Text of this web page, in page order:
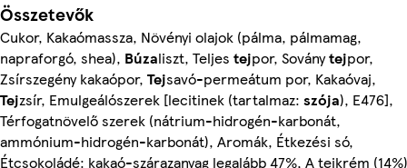
Összetevők
Cukor, Kakaómassza, Növényi olajok (pálma, pálmamag,
napraforgó, shea), Búzaliszt, Teljes tejpor, Soványtejpor,
Zsírszegény kakaópor, Tejsavó-permeátum por, Kakaóvaj,
Tejzsír, Emulgeálószerek [lecitinek (tartalmaz: szója), E476],
Térfogatnövelő szerek (nátrium-hidrogén-karbonát,
ammónium-hidrogén-karbonát), Aromák, Étkezési só,
Étcsokoládé: kakaó-szárazanyag legalább 47%, A tejkrém (14%)